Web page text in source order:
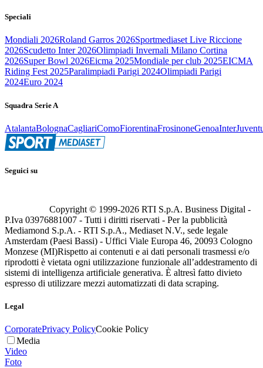
Speciali
Mondiali 2026Roland Garros 2026Sportmediaset Live Riccione
2026Scudetto Inter 2026Olimpiadi Invernali Milano Cortina
2026Super Bowl 2026Eicma 2025Mondiale per club 2025EICMA
Riding Fest 2025Paralimpiadi Parigi 2024Olimpiadi Parigi
2024Euro 2024
Squadra Serie A
AtalantaBolognaCagliariComoFiorentinaFrosinoneGenoaInter
Seguici su
Copyright © 1999-2026 RTI S.p.A. Business Digital -
P.Iva 03976881007 - Tutti i diritti riservati - Per la pubblicità
Mediamond S.p.A. - RTI S.p.A., Mediaset N.V., sede legale
Amsterdam (Paesi Bassi) - Uffici Viale Europa 46, 20093 Cologno
Monzese (MI)Rispetto ai contenuti e ai dati personali trasmessi e/o
riprodotti è vietata ogni utilizzazione funzionale all’addestramento di
sistemi di intelligenza artificiale generativa. È altresì fatto divieto
espresso di utilizzare mezzi automatizzati di data scraping.
Legal
CorporatePrivacy PolicyCookie Policy
Media
Video
Foto